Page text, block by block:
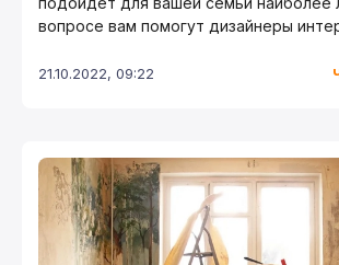
вопросе вам помогут дизайнеры
21.10.2022, 09:22